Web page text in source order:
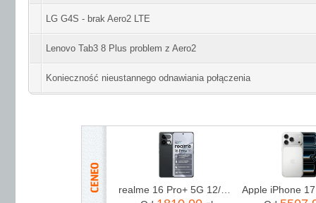
LG G4S - brak Aero2 LTE
Lenovo Tab3 8 Plus problem z Aero2
Konieczność nieustannego odnawiania połączenia
realme 16 Pro+ 5G 12/512GB Szary